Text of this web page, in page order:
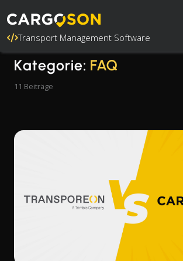
Transport Management Software
Kategorie: FAQ
11 Beiträge